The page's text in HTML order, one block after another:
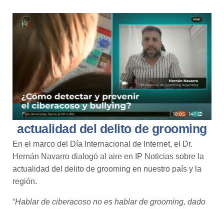
actualidad del delito de grooming
En el marco del Día Internacional de Internet, el Dr.
Hernán Navarro dialogó al aire en IP Noticias sobre la
actualidad del delito de grooming en nuestro país y la
región.
“Hablar de ciberacoso no es hablar de grooming, dado